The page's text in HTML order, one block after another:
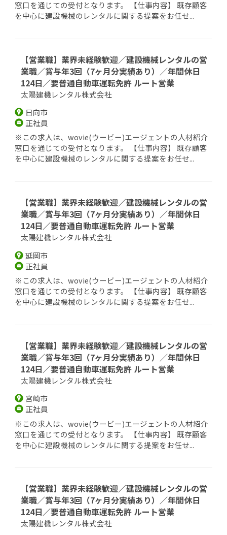
窓口を通じての受付となります。 【仕事内容】 既存顧客
を中心に建設機械のレンタルに関する提案をお任せ...
【営業職】業界未経験歓迎／建設機械レンタルの営
業職／賞与年3回（7ヶ月分実績あり）／年間休日
124日／要普通自動車運転免許 ルート営業
太陽建機レンタル株式会社
日向市
正社員
※この求人は、wovie(ウービー)エージェントの人材紹介
窓口を通じての受付となります。 【仕事内容】 既存顧客
を中心に建設機械のレンタルに関する提案をお任せ...
【営業職】業界未経験歓迎／建設機械レンタルの営
業職／賞与年3回（7ヶ月分実績あり）／年間休日
124日／要普通自動車運転免許 ルート営業
太陽建機レンタル株式会社
延岡市
正社員
※この求人は、wovie(ウービー)エージェントの人材紹介
窓口を通じての受付となります。 【仕事内容】 既存顧客
を中心に建設機械のレンタルに関する提案をお任せ...
【営業職】業界未経験歓迎／建設機械レンタルの営
業職／賞与年3回（7ヶ月分実績あり）／年間休日
124日／要普通自動車運転免許 ルート営業
太陽建機レンタル株式会社
宮崎市
正社員
※この求人は、wovie(ウービー)エージェントの人材紹介
窓口を通じての受付となります。 【仕事内容】 既存顧客
を中心に建設機械のレンタルに関する提案をお任せ...
【営業職】業界未経験歓迎／建設機械レンタルの営
業職／賞与年3回（7ヶ月分実績あり）／年間休日
124日／要普通自動車運転免許 ルート営業
太陽建機レンタル株式会社